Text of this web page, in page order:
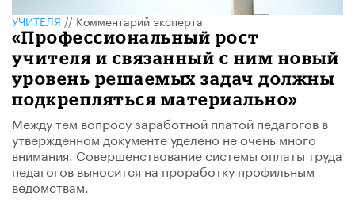
УЧИТЕЛЯ//Комментарий эксперта
«Профессиональный рост
учителя и связанный с ним новый
уровень решаемых задач должны
подкрепляться материально»
Между тем вопросу заработной платой педагогов в
утвержденном документе уделено не очень много
внимания. Совершенствование системы оплаты труда
педагогов выносится на проработку профильным
ведомствам.